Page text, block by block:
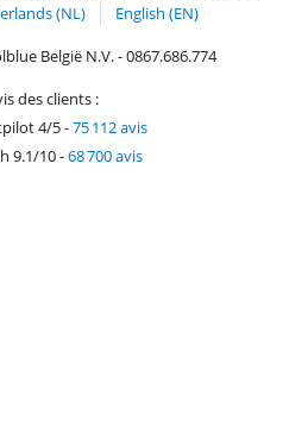
(NL)
English (EN)
België N.V. - 0867.686.774
des clients :
4/5-75 112 avis
9.1/10-68 700 avis